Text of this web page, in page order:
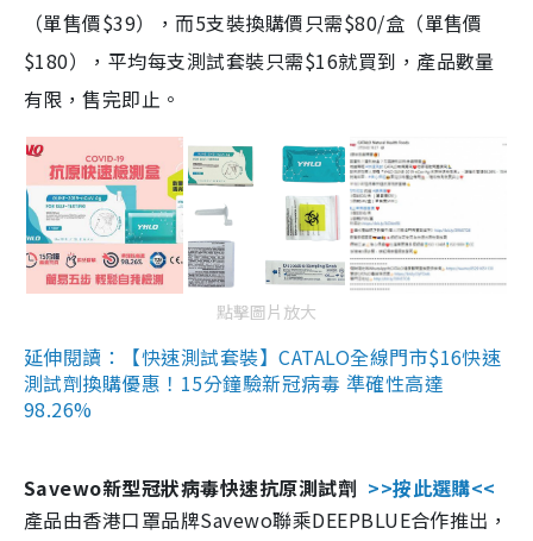
（單售價$39），而5支裝換購價只需$80/盒（單售價
$180），平均每支測試套裝只需$16就買到，產品數量
有限，售完即止。
點擊圖片放大
延伸閱讀：【快速測試套裝】CATALO全線門市$16快速
測試劑換購優惠！15分鐘驗新冠病毒 準確性高達
98.26%
Savewo新型冠狀病毒快速抗原測試劑 >>按此選購<<
產品由香港口罩品牌Savewo聯乘DEEPBLUE合作推出，